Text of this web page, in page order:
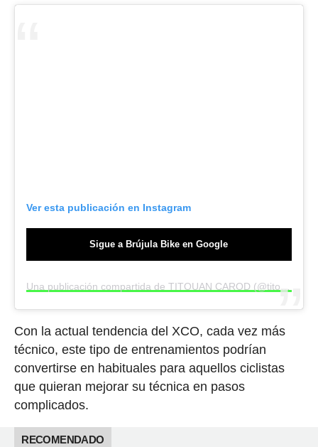
Ver esta publicación en Instagram
Sigue a Brújula Bike en Google
Con la actual tendencia del XCO, cada vez más
técnico, este tipo de entrenamientos podrían
convertirse en habituales para aquellos ciclistas
que quieran mejorar su técnica en pasos
complicados.
RECOMENDADO